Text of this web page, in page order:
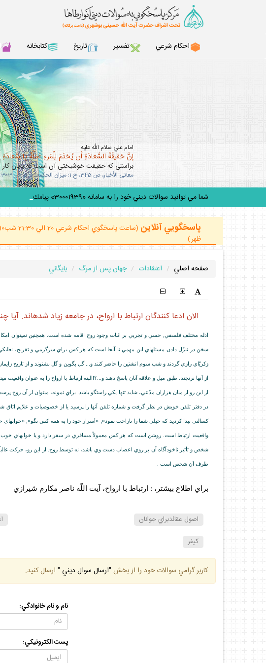
احكام شرعي تفسير تاريخ كتابخانه
امام علي سلام الله عليه
إنَّ حَقيقَةَ السَّعادَةِ أن يُختَمَ لِلْمَرءِ عَمَلُهُ
براستى كه حقيقت خوشبختى آن است كه پايان
معانى الأخبار، ص 345، ح 1؛ ميزان الحكمه، ج 5، ص 303.
شما مي توانيد سوالات ديني خود را به سامانه «30001939» پيامك كنيد.
پاسخگويي آنلاين
ظهر)
صفحه اصلي اعتقادات جهان پس از مرگ
بايگاني
الان ادعا كنندگان ارتباط با ارواح، در جامعه زياد شده‏اند.
ادله مختلف فلسفي, حسي و تجربي بر اثبات وجود روح اقامه شده است. همچنين نمي‏توان
سخن در تنزّل دادن مسئله‏اي اين مهمي تا آنجا است كه هر كس براي سرگرمي و تفريح،
زكريّاي رازي گردند و شب سوم انشتين را حاضر كنند و... گل بگوين و گل بشنوند و از تاريخ
از آنها نرنجند، طبق ميل و علاقه آنان پاسخ دهند و...؟!البته ارتباط با ارواح را به عنوان
از اين رو از ميان هزاران مدّعي، شايد تنها يكي راستگو باشد. براي نمونه، مي‏توان از آن روح
در دفتر تلفن خويش در نظر گرفت و شماره تلفن آنها را پرسيد يا از خصوصيات و علايم
كسالتي پيدا كرديد كه خيلي شما را ناراحت نمود», «اَسرار خود را به همه كس نگو»,
واقعيت ارتباط است. روشن است كه هر كس معمولاً مسافري در سفر دارد و يا خواب‏هاي خوب
شخص و تأثير ناخودآگاه آن بر روي اعصاب دست وي باشد، نه توسط روح. از اين رو، حركت
طرف آن شخص است .
براي اطلاع بيشتر، : ارتباط با ارواح، آيت اللّه‏ ناصر مكارم شيرازي
اصول عقائدبراي جوانان
كيفر
كاربر گرامي سوالات خود را از بخش "ارسال سوال ديني " ارسال كنيد.
نام و نام خانوادگي:
پست الكترونيكي: